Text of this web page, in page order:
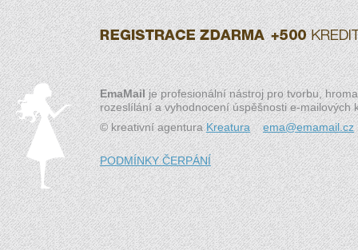
EmaMailje profesionální nástroj pro tvorbu,
rozeslílání a vyhodnocení úspěšnosti e-mailových
© kreativní agenturaKreatura ema@emamail.cz
PODMÍNKY ČERPÁNÍ